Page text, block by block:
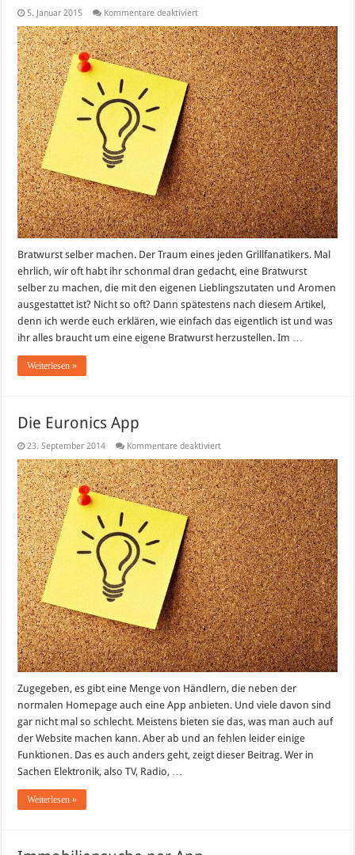
5. Januar 2015 Kommentare deaktiviertfür
Wurstfüller
–
Bratwurst
selber
machen
Bratwurst selber machen. Der Traum eines jeden Grillfanatikers. Mal
ehrlich, wir oft habt ihr schonmal dran gedacht, eine Bratwurst
selber zu machen, die mit den eigenen Lieblingszutaten und Aromen
ausgestattet ist? Nicht so oft? Dann spätestens nach diesem Artikel,
denn ich werde euch erklären, wie einfach das eigentlich ist und was
ihr alles braucht um eine eigene Bratwurst herzustellen. Im …
Weiterlesen »
Die Euronics App
23. September 2014 Kommentare deaktiviertfür
Euronics
App
Zugegeben, es gibt eine Menge von Händlern, die neben der
normalen Homepage auch eine App anbieten. Und viele davon sind
gar nicht mal so schlecht. Meistens bieten sie das, was man auch auf
der Website machen kann. Aber ab und an fehlen leider einige
Funktionen. Das es auch anders geht, zeigt dieser Beitrag. Wer in
Sachen Elektronik, also TV, Radio, …
Weiterlesen »